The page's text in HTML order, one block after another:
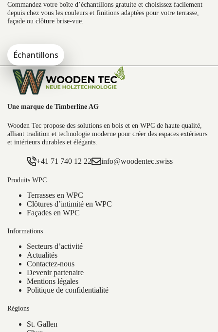
Commandez votre boîte d’échantillons gratuite et choisissez facilement
depuis chez vous les couleurs et finitions adaptées pour votre terrasse,
façade ou clôture brise-vue.
Échantillons
Une marque de Timberline AG
Wooden Tec propose des solutions en bois et en WPC de haute qualité,
alliant tradition et technologie moderne pour créer des espaces extérieurs
et intérieurs durables et élégants.
+41 71 740 12 22 info@woodentec.swiss
Produits WPC
Terrasses en WPC
Clôtures d’intimité en WPC
Façades en WPC
Informations
Secteurs d’activité
Actualités
Contactez-nous
Devenir partenaire
Mentions légales
Politique de confidentialité
Régions
St. Gallen